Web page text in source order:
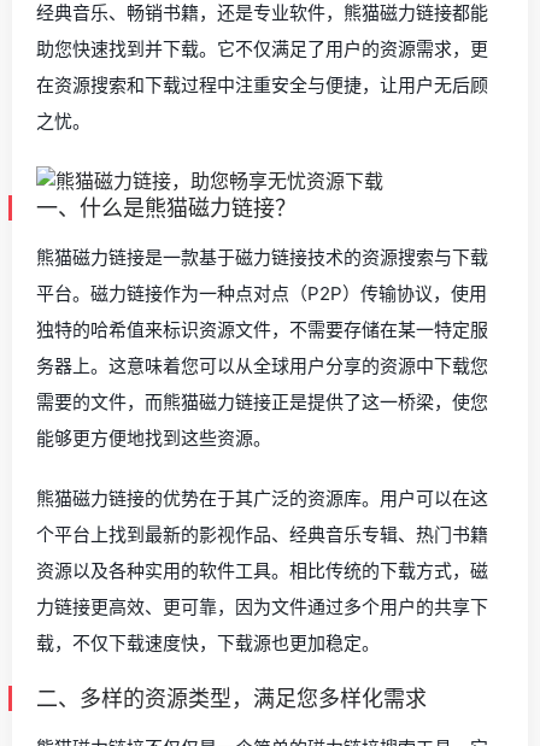
经典音乐、畅销书籍，还是专业软件，熊猫磁力链接都能
助您快速找到并下载。它不仅满足了用户的资源需求，更
在资源搜索和下载过程中注重安全与便捷，让用户无后顾
之忧。
一、什么是熊猫磁力链接？
熊猫磁力链接是一款基于磁力链接技术的资源搜索与下载
平台。磁力链接作为一种点对点（P2P）传输协议，使用
独特的哈希值来标识资源文件，不需要存储在某一特定服
务器上。这意味着您可以从全球用户分享的资源中下载您
需要的文件，而熊猫磁力链接正是提供了这一桥梁，使您
能够更方便地找到这些资源。
熊猫磁力链接的优势在于其广泛的资源库。用户可以在这
个平台上找到最新的影视作品、经典音乐专辑、热门书籍
资源以及各种实用的软件工具。相比传统的下载方式，磁
力链接更高效、更可靠，因为文件通过多个用户的共享下
载，不仅下载速度快，下载源也更加稳定。
二、多样的资源类型，满足您多样化需求